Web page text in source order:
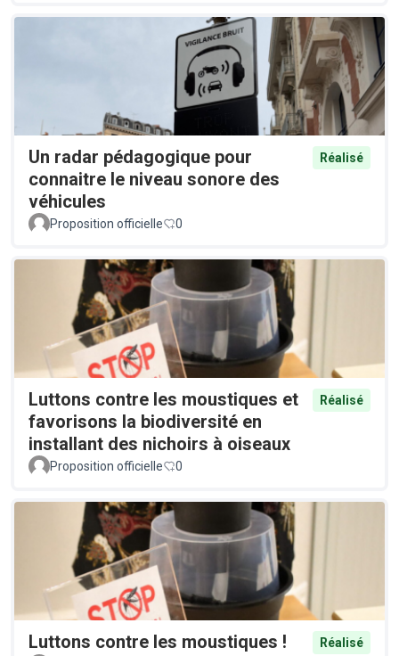
Un radar pédagogique pour
connaitre le niveau sonore des
véhicules
Réalisé
Proposition officielle 0
Luttons contre les moustiques et
favorisons la biodiversité en
installant des nichoirs à oiseaux
Réalisé
Proposition officielle 0
Luttons contre les moustiques !
Réalisé